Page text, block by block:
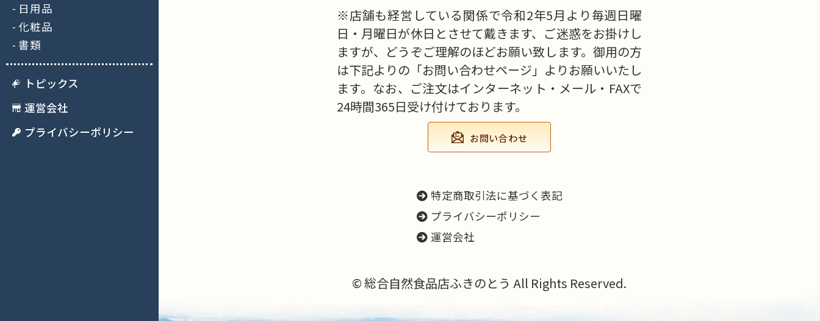
日用品
化粧品
書類
トピックス
運営会社
プライバシーポリシー
※店舗も経営している関係で令和2年5月より毎週日曜
日・月曜日が休日とさせて戴きます、ご迷惑をお掛けし
ますが、どうぞご理解のほどお願い致します。御用の方
は下記よりの「お問い合わせページ」よりお願いいたし
ます。なお、ご注文はインターネット・メール・FAXで
24時間365日受け付けております。
お問い合わせ
特定商取引法に基づく表記
プライバシーポリシー
運営会社
© 総合自然食品店ふきのとう All Rights Reserved.